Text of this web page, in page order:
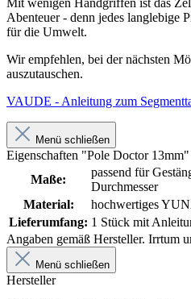
Abenteuer - denn jedes langlebige
für die Umwelt.
Wir empfehlen, bei der nächsten
auszutauschen.
VAUDE - Anleitung zum
Menü schließen
Eigenschaften "Pole Doctor 13mm"
Maße:
passend für
Durchmesser
Material:
hochwertiges
Lieferumfang: 1 Stück mit
Angaben gemäß Hersteller. Irrtum
Menü schließen
Hersteller